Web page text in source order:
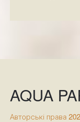
AQUA
Авторські права